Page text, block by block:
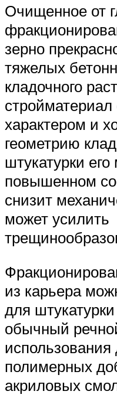
Очищенное от
зерно
тяжелых
кладочного
характером и
геометрию
штукатурки
повышенном
снизит
может усилить
из карьера
для
обычный
полимерных
акриловых